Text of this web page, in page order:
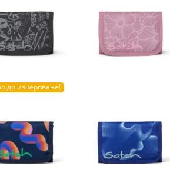
до изчерпване!